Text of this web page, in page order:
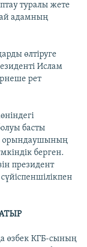
туралы жете
адамның
өлтіруге
Ислам
рет
басты
орындаушының
берген.
президент
өзбек КГБ-сының